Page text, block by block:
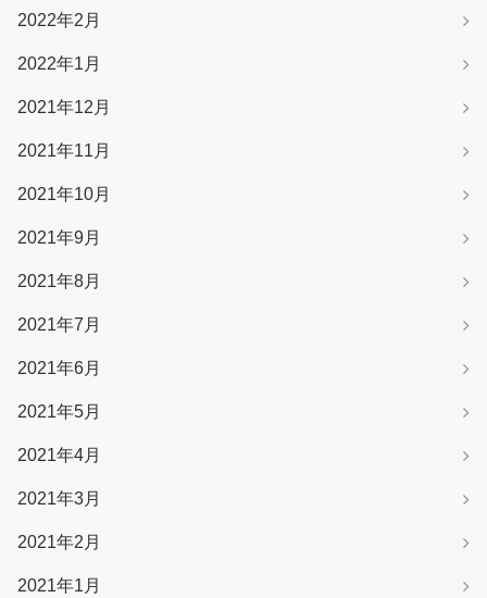
2022年2月
2022年1月
2021年12月
2021年11月
2021年10月
2021年9月
2021年8月
2021年7月
2021年6月
2021年5月
2021年4月
2021年3月
2021年2月
2021年1月